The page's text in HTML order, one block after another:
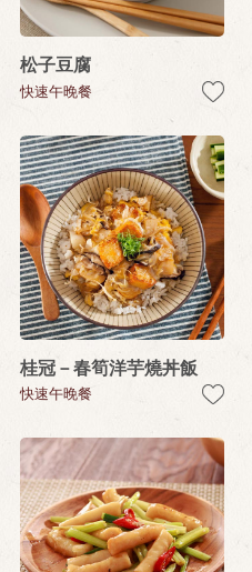
松子豆腐
快速午晚餐
桂冠－春筍洋芋燒丼飯
快速午晚餐